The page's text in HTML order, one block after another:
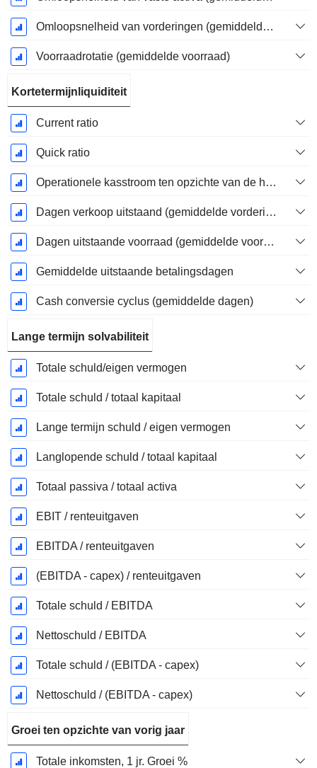
Omloopsnelheid van vorderingen (gemiddelde vorderingen)
Voorraadrotatie (gemiddelde voorraad)
Kortetermijnliquiditeit
Current ratio
Quick ratio
Operationele kasstroom ten opzichte van de huidige verplichtingen
Dagen verkoop uitstaand (gemiddelde vorderingen)
Dagen uitstaande voorraad (gemiddelde voorraad)
Gemiddelde uitstaande betalingsdagen
Cash conversie cyclus (gemiddelde dagen)
Lange termijn solvabiliteit
Totale schuld/eigen vermogen
Totale schuld / totaal kapitaal
Lange termijn schuld / eigen vermogen
Langlopende schuld / totaal kapitaal
Totaal passiva / totaal activa
EBIT / renteuitgaven
EBITDA / renteuitgaven
(EBITDA - capex) / renteuitgaven
Totale schuld / EBITDA
Nettoschuld / EBITDA
Totale schuld / (EBITDA - capex)
Nettoschuld / (EBITDA - capex)
Groei ten opzichte van vorig jaar
Totale inkomsten, 1 jr. Groei %